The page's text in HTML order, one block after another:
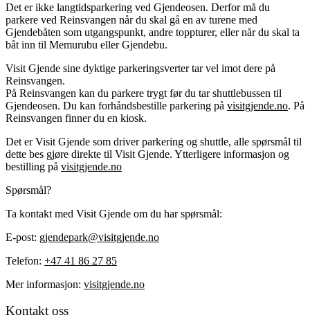
Det er ikke langtidsparkering ved Gjendeosen. Derfor må du
parkere ved Reinsvangen når du skal gå en av turene med
Gjendebåten som utgangspunkt, andre toppturer, eller når du skal ta
båt inn til Memurubu eller Gjendebu.
Visit Gjende sine dyktige parkeringsverter tar vel imot dere på
Reinsvangen.
På Reinsvangen kan du parkere trygt før du tar shuttlebussen til
Gjendeosen. Du kan forhåndsbestille parkering på visitgjende.no. På
Reinsvangen finner du en kiosk.
Det er Visit Gjende som driver parkering og shuttle, alle spørsmål til
dette bes gjøre direkte til Visit Gjende. Ytterligere informasjon og
bestilling på visitgjende.no
Spørsmål?
Ta kontakt med Visit Gjende om du har spørsmål:
E-post: gjendepark@visitgjende.no
Telefon: +47 41 86 27 85
Mer informasjon: visitgjende.no
Kontakt oss